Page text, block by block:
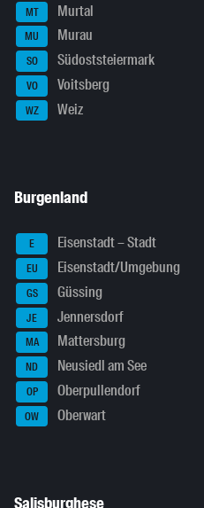
MT Murtal
MU Murau
SO Südoststeiermark
VO Voitsberg
WZ Weiz
Burgenland
E Eisenstadt – Stadt
EU Eisenstadt/Umgebung
GS Güssing
JE Jennersdorf
MA Mattersburg
ND Neusiedl am See
OP Oberpullendorf
OW Oberwart